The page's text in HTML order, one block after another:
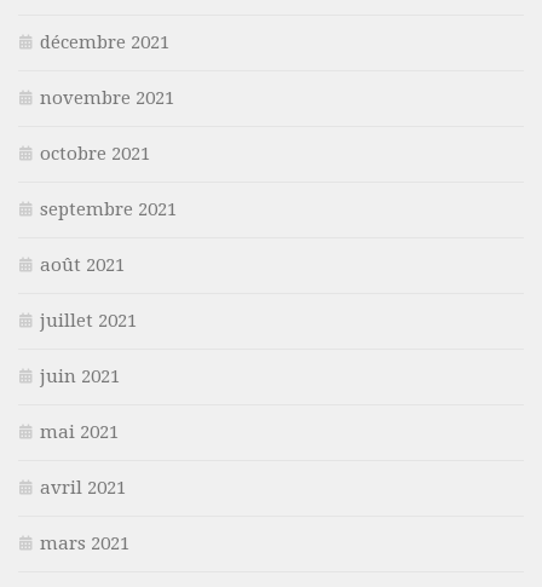
décembre 2021
novembre 2021
octobre 2021
septembre 2021
août 2021
juillet 2021
juin 2021
mai 2021
avril 2021
mars 2021